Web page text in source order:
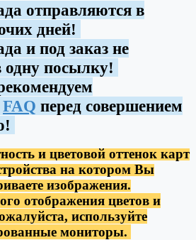
отправляются в
дней!
и под заказ не
одну посылку!
FAQ перед совершением
и цветовой оттенок карт
на котором Вы
изображения.
отображения цветов и
используйте
мониторы.